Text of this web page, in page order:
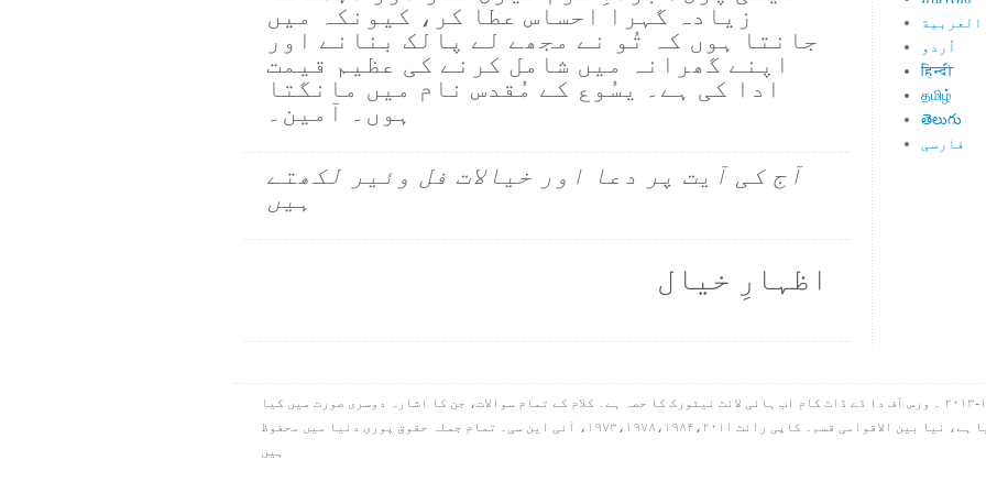
زیادہ گہرا احساس عطا کر، کیونکہ میں
جانتا ہوں کہ تُو نے مجھے لے پالک بنانے اور
اپنے گھرانہ میں شامل کرنے کی عظیم قیمت
ادا کی ہے۔ یسُوع کے مُقدس نام میں مانگتا
ہوں۔ آمین۔
آج کی آیت پر دعا اور خیالات فل وئیر لکھتے
ہیں
اظہارِ خیال
العربية
اُردو
हिन्दी
தமிழ்
తెలుగు
فارسی
ہائی لائٹ آئی این سی۔ کاپی رائٹ ۱۹۹۸-۲۰۱۳ ۔ ورس آف دا ڈے ڈاٹ کام اب ہائی لائٹ نیٹورک کا حصہ ہے۔ کلام کے تمام سوالات، جن کا اشارہ دوسری صورت میں کیا
گیا ہے، سب کچھ بائبل مقدس سے لیا گیا ہے، نیا بین الاقوامی قسم۔ کاپی رائٹ ۱۹۷۳،۱۹۷۸،۱۹۸۴،۲۰۱۱، آئی این سی۔ تمام جملہ حقوق پوری دنیا میں محفوظ
ہیں